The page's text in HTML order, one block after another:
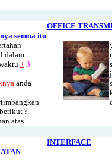
OFFICE
semua itu
dalam
+ 3
anda
?
atas..........
INTERFACE